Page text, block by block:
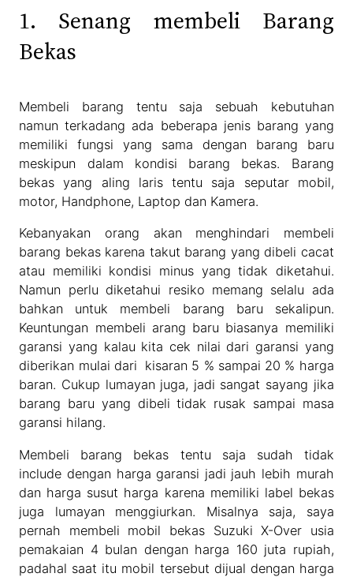
1. Senang membeli Barang
Bekas
Membeli barang tentu saja sebuah kebutuhan
namun terkadang ada beberapa jenis barang yang
memiliki fungsi yang sama dengan barang baru
meskipun dalam kondisi barang bekas. Barang
bekas yang aling laris tentu saja seputar mobil,
motor, Handphone, Laptop dan Kamera.
Kebanyakan orang akan menghindari membeli
barang bekas karena takut barang yang dibeli cacat
atau memiliki kondisi minus yang tidak diketahui.
Namun perlu diketahui resiko memang selalu ada
bahkan untuk membeli barang baru sekalipun.
Keuntungan membeli arang baru biasanya memiliki
garansi yang kalau kita cek nilai dari garansi yang
diberikan mulai dari kisaran 5 % sampai 20 % harga
baran. Cukup lumayan juga, jadi sangat sayang jika
barang baru yang dibeli tidak rusak sampai masa
garansi hilang.
Membeli barang bekas tentu saja sudah tidak
include dengan harga garansi jadi jauh lebih murah
dan harga susut harga karena memiliki label bekas
juga lumayan menggiurkan. Misalnya saja, saya
pernah membeli mobil bekas Suzuki X-Over usia
pemakaian 4 bulan dengan harga 160 juta rupiah,
padahal saat itu mobil tersebut dijual dengan harga